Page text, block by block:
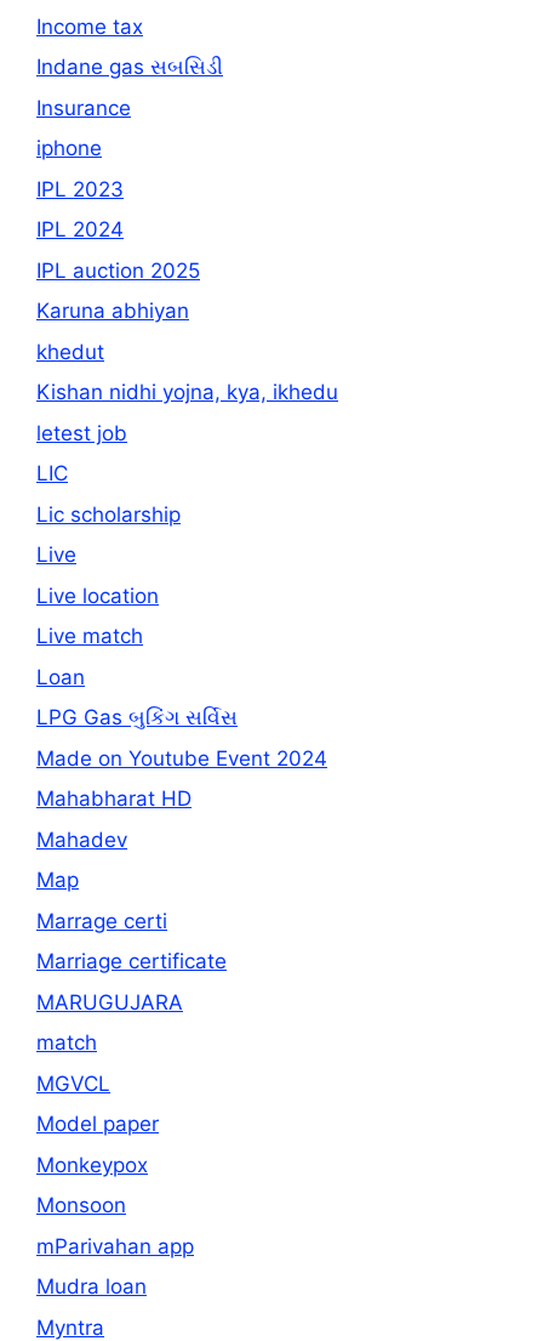
Income tax
Indane gas સબસિડી
Insurance
iphone
IPL 2023
IPL 2024
IPL auction 2025
Karuna abhiyan
khedut
Kishan nidhi yojna, kya, ikhedu
letest job
LIC
Lic scholarship
Live
Live location
Live match
Loan
LPG Gas બુકિંગ સર્વિસ
Made on Youtube Event 2024
Mahabharat HD
Mahadev
Map
Marrage certi
Marriage certificate
MARUGUJARA
match
MGVCL
Model paper
Monkeypox
Monsoon
mParivahan app
Mudra loan
Myntra